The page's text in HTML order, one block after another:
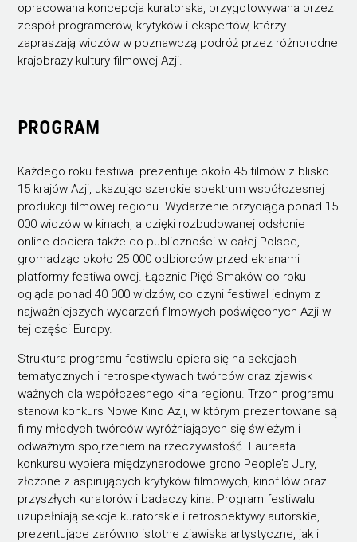
opracowana koncepcja kuratorska, przygotowywana przez
zespół programerów, krytyków i ekspertów, którzy
zapraszają widzów w poznawczą podróż przez różnorodne
krajobrazy kultury filmowej Azji.
PROGRAM
Każdego roku festiwal prezentuje około 45 filmów z blisko
15 krajów Azji, ukazując szerokie spektrum współczesnej
produkcji filmowej regionu. Wydarzenie przyciąga ponad 15
000 widzów w kinach, a dzięki rozbudowanej odsłonie
online dociera także do publiczności w całej Polsce,
gromadząc około 25 000 odbiorców przed ekranami
platformy festiwalowej. Łącznie Pięć Smaków co roku
ogląda ponad 40 000 widzów, co czyni festiwal jednym z
najważniejszych wydarzeń filmowych poświęconych Azji w
tej części Europy.
Struktura programu festiwalu opiera się na sekcjach
tematycznych i retrospektywach twórców oraz zjawisk
ważnych dla współczesnego kina regionu. Trzon programu
stanowi konkurs Nowe Kino Azji, w którym prezentowane są
filmy młodych twórców wyróżniających się świeżym i
odważnym spojrzeniem na rzeczywistość. Laureata
konkursu wybiera międzynarodowe grono People’s Jury,
złożone z aspirujących krytyków filmowych, kinofilów oraz
przyszłych kuratorów i badaczy kina. Program festiwalu
uzupełniają sekcje kuratorskie i retrospektywy autorskie,
prezentujące zarówno istotne zjawiska artystyczne, jak i